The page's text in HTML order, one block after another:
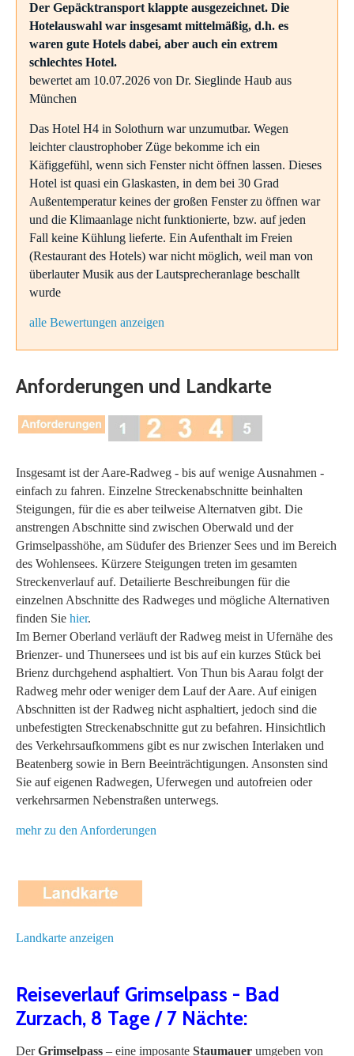
Der Gepäcktransport klappte ausgezeichnet. Die
Hotelauswahl war insgesamt mittelmäßig, d.h. es
waren gute Hotels dabei, aber auch ein extrem
schlechtes Hotel.
bewertet am 10.07.2026 von Dr. Sieglinde Haub aus
München
Das Hotel H4 in Solothurn war unzumutbar. Wegen
leichter claustrophober Züge bekomme ich ein
Käfiggefühl, wenn sich Fenster nicht öffnen lassen. Dieses
Hotel ist quasi ein Glaskasten, in dem bei 30 Grad
Außentemperatur keines der großen Fenster zu öffnen war
und die Klimaanlage nicht funktionierte, bzw. auf jeden
Fall keine Kühlung lieferte. Ein Aufenthalt im Freien
(Restaurant des Hotels) war nicht möglich, weil man von
überlauter Musik aus der Lautsprecheranlage beschallt
wurde
alle Bewertungen anzeigen
Anforderungen und Landkarte
Insgesamt ist der Aare-Radweg - bis auf wenige Ausnahmen -
einfach zu fahren. Einzelne Streckenabschnitte beinhalten
Steigungen, für die es aber teilweise Alternatven gibt. Die
anstrengen Abschnitte sind zwischen Oberwald und der
Grimselpasshöhe, am Südufer des Brienzer Sees und im Bereich
des Wohlensees. Kürzere Steigungen treten im gesamten
Streckenverlauf auf. Detailierte Beschreibungen für die
einzelnen Abschnitte des Radweges und mögliche Alternativen
finden Sie hier.
Im Berner Oberland verläuft der Radweg meist in Ufernähe des
Brienzer- und Thunersees und ist bis auf ein kurzes Stück bei
Brienz durchgehend asphaltiert. Von Thun bis Aarau folgt der
Radweg mehr oder weniger dem Lauf der Aare. Auf einigen
Abschnitten ist der Radweg nicht asphaltiert, jedoch sind die
unbefestigten Streckenabschnitte gut zu befahren. Hinsichtlich
des Verkehrsaufkommens gibt es nur zwischen Interlaken und
Beatenberg sowie in Bern Beeinträchtigungen. Ansonsten sind
Sie auf eigenen Radwegen, Uferwegen und autofreien oder
verkehrsarmen Nebenstraßen unterwegs.
mehr zu den Anforderungen
Landkarte anzeigen
Reiseverlauf Grimselpass - Bad
Zurzach, 8 Tage / 7 Nächte:
DerGrimselpass – eine imposante Staumauer umgeben von